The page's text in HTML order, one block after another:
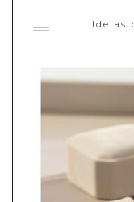
Ideias